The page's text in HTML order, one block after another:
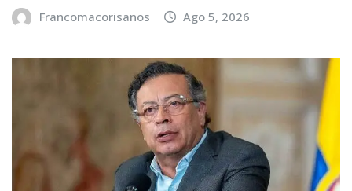
Francomacorisanos Ago 5, 2026